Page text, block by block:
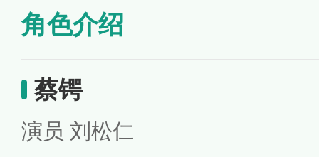
角色介绍
蔡锷
演员 刘松仁